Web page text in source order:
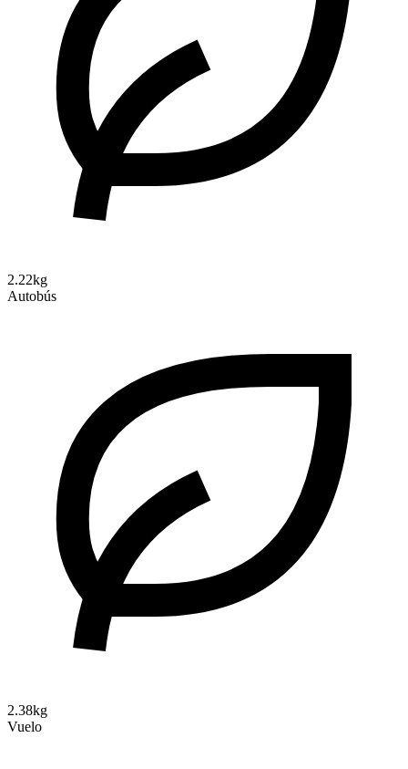
2.22kg
Autobús
2.38kg
Vuelo